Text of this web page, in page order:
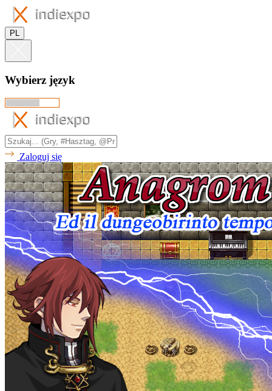
PL
Wybierz język
Zaloguj się